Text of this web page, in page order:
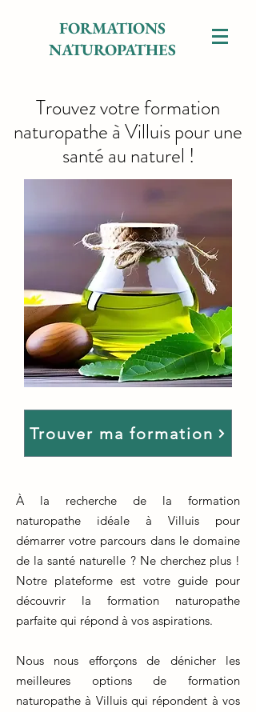
FORMATIONS
NATUROPATHES
Trouvez votre formation
naturopathe à Villuis pour une
santé au naturel !
Trouver ma formation
À la recherche de la formation
naturopathe idéale à Villuis pour
démarrer votre parcours dans le domaine
de la santé naturelle ? Ne cherchez plus !
Notre plateforme est votre guide pour
découvrir la formation naturopathe
parfaite qui répond à vos aspirations.
Nous nous efforçons de dénicher les
meilleures options de formation
naturopathe à Villuis qui répondent à vos